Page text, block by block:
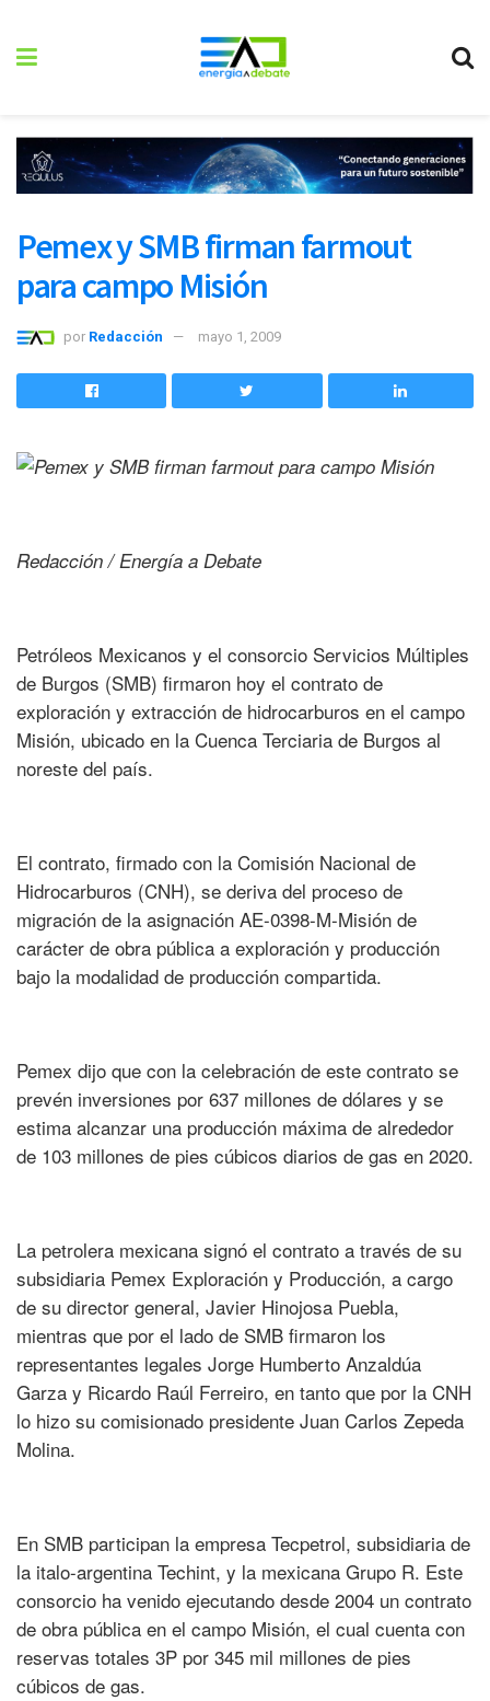
Pemex y SMB firman farmout
para campo Misión
por Redacción mayo 1, 2009
Redacción / Energía a Debate
Petróleos Mexicanos y el consorcio Servicios Múltiples
de Burgos (SMB) firmaron hoy el contrato de
exploración y extracción de hidrocarburos en el campo
Misión, ubicado en la Cuenca Terciaria de Burgos al
noreste del país.
El contrato, firmado con la Comisión Nacional de
Hidrocarburos (CNH), se deriva del proceso de
migración de la asignación AE-0398-M-Misión de
carácter de obra pública a exploración y producción
bajo la modalidad de producción compartida.
Pemex dijo que con la celebración de este contrato se
prevén inversiones por 637 millones de dólares y se
estima alcanzar una producción máxima de alrededor
de 103 millones de pies cúbicos diarios de gas en 2020.
La petrolera mexicana signó el contrato a través de su
subsidiaria Pemex Exploración y Producción, a cargo
de su director general, Javier Hinojosa Puebla,
mientras que por el lado de SMB firmaron los
representantes legales Jorge Humberto Anzaldúa
Garza y Ricardo Raúl Ferreiro, en tanto que por la CNH
lo hizo su comisionado presidente Juan Carlos Zepeda
Molina.
En SMB participan la empresa Tecpetrol, subsidiaria de
la italo-argentina Techint, y la mexicana Grupo R. Este
consorcio ha venido ejecutando desde 2004 un contrato
de obra pública en el campo Misión, el cual cuenta con
reservas totales 3P por 345 mil millones de pies
cúbicos de gas.